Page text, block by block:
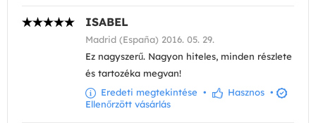
ISABEL
Madrid (España) 2016. 05. 29.
Ez nagyszerű. Nagyon hiteles, minden részlete
és tartozéka megvan!
Eredeti megtekintése • Hasznos •
Ellenőrzött vásárlás